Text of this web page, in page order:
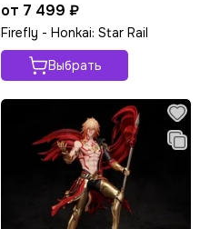
от 7 499 ₽
Firefly - Honkai: Star Rail
Выбрать